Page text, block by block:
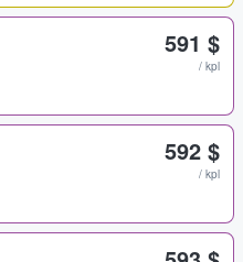
591 $
/ kpl
592 $
/ kpl